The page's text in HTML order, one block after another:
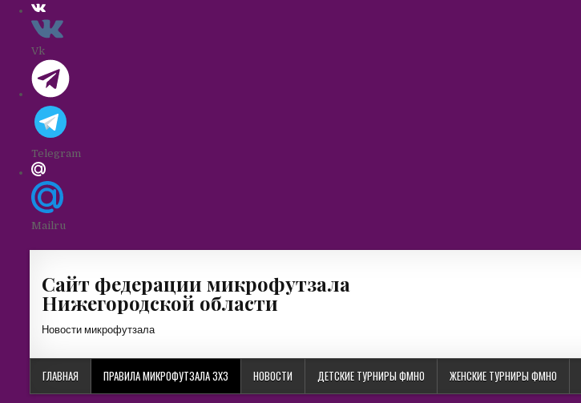
Vk
Telegram
Mailru
Сайт федерации микрофутзала
Нижегородской области
Новости микрофутзала
ГЛАВНАЯ ПРАВИЛА МИКРОФУТЗАЛА 3Х3 НОВОСТИ ДЕТСКИЕ ТУРНИРЫ ФМНО ЖЕНСКИЕ ТУРНИРЫ ФМНО